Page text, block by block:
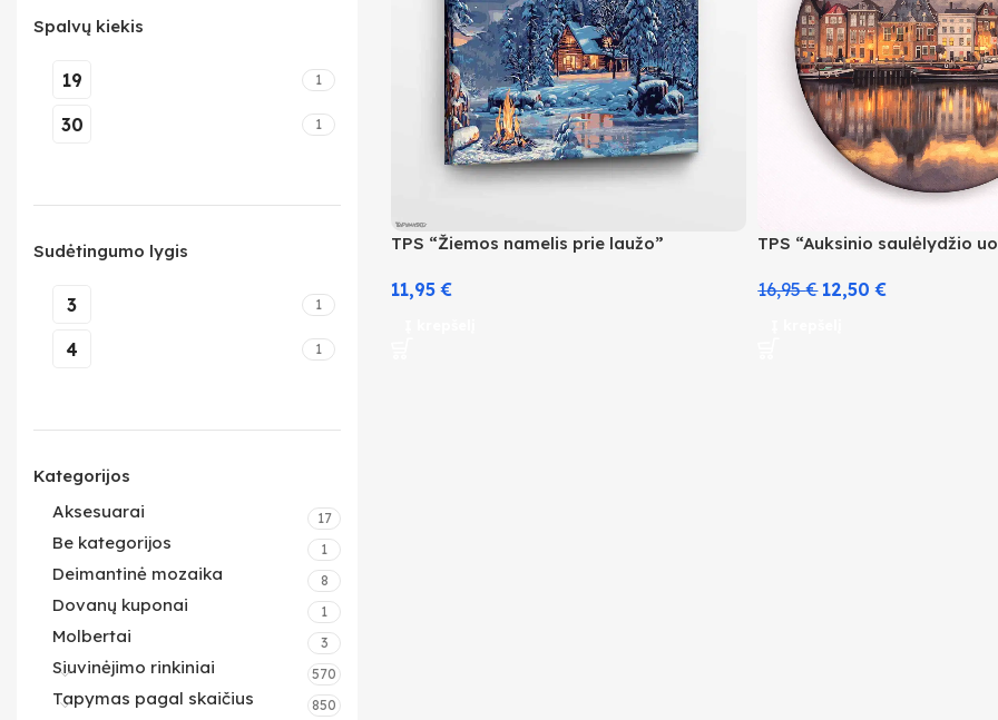
Spalvų kiekis
19 1
30 1
Sudėtingumo lygis
3 1
4 1
Kategorijos
Aksesuarai
17
Be kategorijos 1
Deimantinė mozaika 8
Dovanų kuponai 1
Molbertai 3
Siuvinėjimo rinkiniai 570
Tapymas pagal skaičius 850
TPS “Žiemos namelis prie laužo”
11,95€
TPS “Auksinio saulėlydžio
16,95€ 12,50€